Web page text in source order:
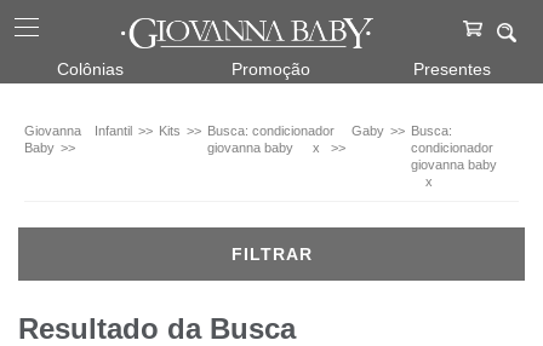
Colônias Promoção Presentes
Giovanna
Baby
Infantil Kits
Busca: condicionador
giovanna baby
x
Gaby
Busca:
condicionador
giovanna baby
x
FILTRAR
todas
opções
Resultado da Busca